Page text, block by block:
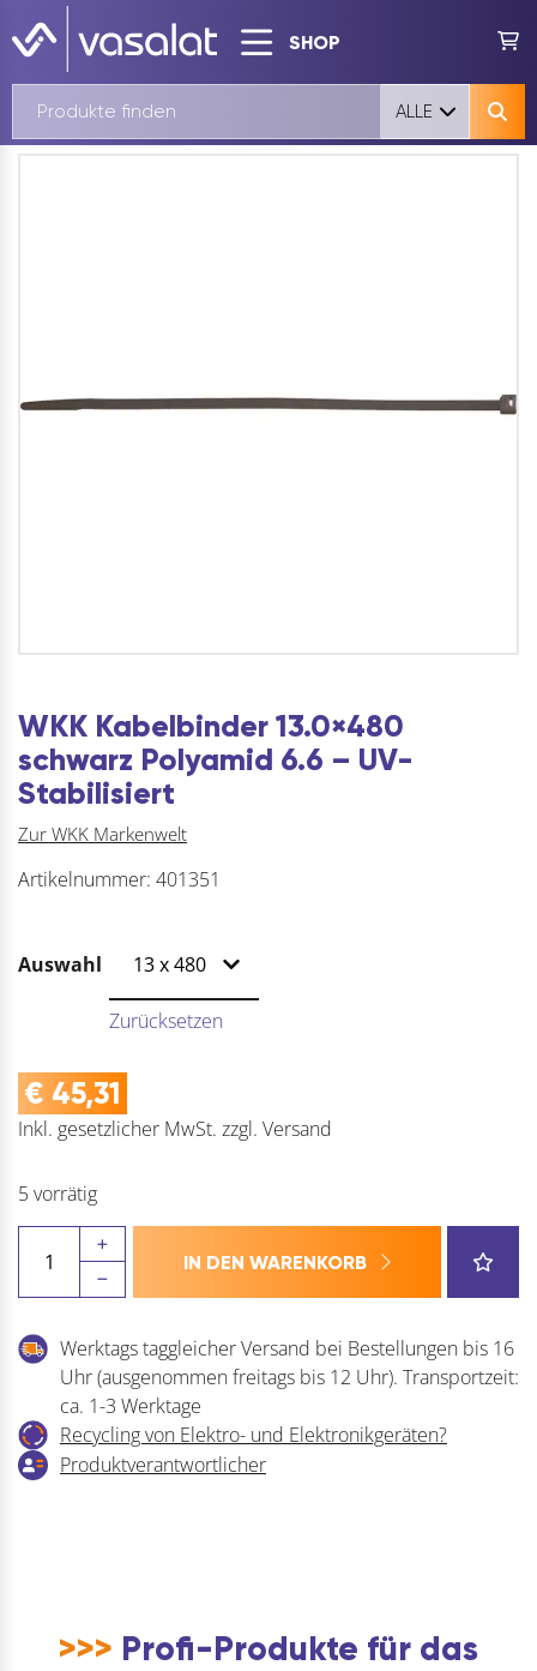
SHOP
ALLE
WKK Kabelbinder 13.0×480
schwarz Polyamid 6.6 – UV-
Stabilisiert
Zur WKK Markenwelt
Artikelnummer: 401351
Auswahl
Zurücksetzen
€ 45,31
Inkl. gesetzlicher MwSt. zzgl. Versand
5 vorrätig
Kabelbinder
schwarz
6.6
Stabilisiert
Menge
IN DEN WARENKORB
Werktags taggleicher Versand bei Bestellungen bis 16
Uhr (ausgenommen freitags bis 12 Uhr). Transportzeit:
ca. 1-3 Werktage
Recycling von Elektro- und Elektronikgeräten?
Produktverantwortlicher
>>> Profi-Produkte für das